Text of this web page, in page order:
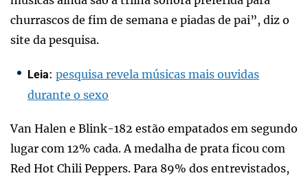
churrascos de fim de semana e piadas de pai”, diz o
site da pesquisa.
Leia: pesquisa revela músicas mais ouvidas
durante o sexo
Van Halen e Blink-182 estão empatados em segundo
lugar com 12% cada. A medalha de prata ficou com
Red Hot Chili Peppers. Para 89% dos entrevistados,